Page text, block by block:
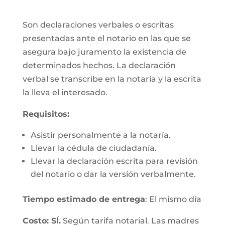
Son declaraciones verbales o escritas
presentadas ante el notario en las que se
asegura bajo juramento la existencia de
determinados hechos. La declaración
verbal se transcribe en la notaría y la escrita
la lleva el interesado.
Requisitos:
Asistir personalmente a la notaría.
Llevar la cédula de ciudadanía.
Llevar la declaración escrita para revisión
del notario o dar la versión verbalmente.
Tiempo estimado de entrega: El mismo día
Costo: SÍ.Según tarifa notarial. Las madres